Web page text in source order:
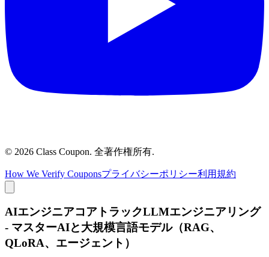
© 2026 Class Coupon. 全著作権所有.
How We Verify Couponsプライバシーポリシー利用規約
AIエンジニアコアトラックLLMエンジニアリング
- マスターAIと大規模言語モデル（RAG、
QLoRA、エージェント）